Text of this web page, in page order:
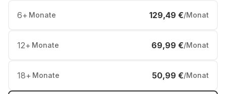
6+ Monate 129,49 €/Monat
12+ Monate 69,99 €/Monat
18+ Monate 50,99 €/Monat